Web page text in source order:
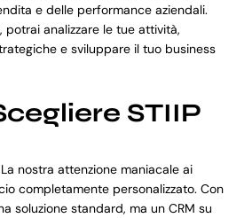
e delle performance aziendali.
potrai analizzare le tue attività,
e sviluppare il tuo business
STIIP
nostra attenzione maniacale ai
completamente personalizzato. Con
soluzione standard, ma un CRM su